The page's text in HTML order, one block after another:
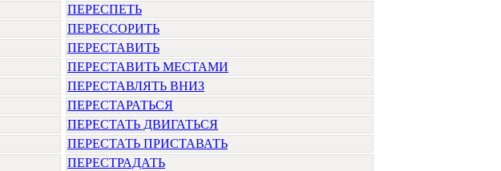
ПЕРЕСПЕТЬ
ПЕРЕССОРИТЬ
ПЕРЕСТАВИТЬ
ПЕРЕСТАВИТЬ МЕСТАМИ
ПЕРЕСТАВЛЯТЬ ВНИЗ
ПЕРЕСТАРАТЬСЯ
ПЕРЕСТАТЬ ДВИГАТЬСЯ
ПЕРЕСТАТЬ ПРИСТАВАТЬ
ПЕРЕСТРАДАТЬ